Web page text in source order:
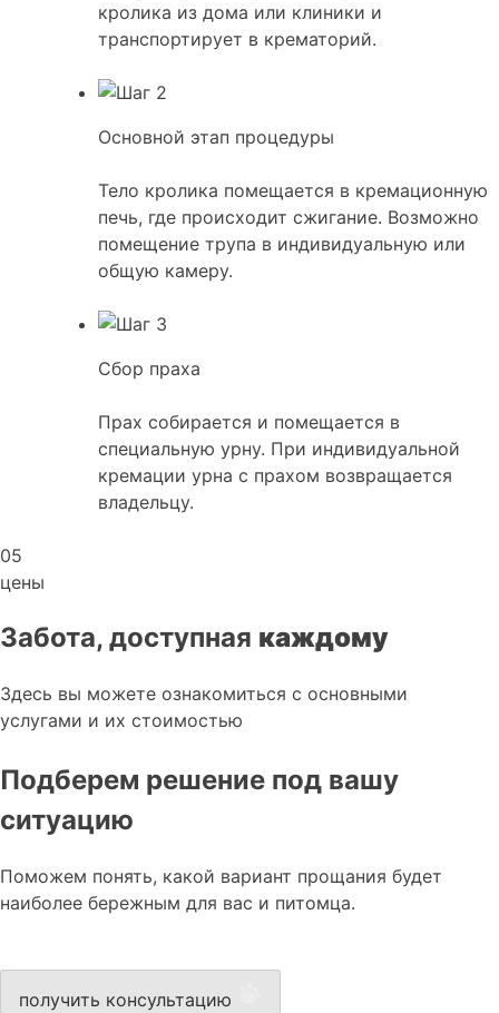
кролика из дома или клиники и
транспортирует в крематорий.
Основной этап процедуры
Тело кролика помещается в кремационную
печь, где происходит сжигание. Возможно
помещение трупа в индивидуальную или
общую камеру.
Сбор праха
Прах собирается и помещается в
специальную урну. При индивидуальной
кремации урна с прахом возвращается
владельцу.
05
цены
Забота, доступная каждому
Здесь вы можете ознакомиться с основными
услугами и их стоимостью
Подберем решение под вашу
ситуацию
Поможем понять, какой вариант прощания будет
наиболее бережным для вас и питомца.
получить консультацию